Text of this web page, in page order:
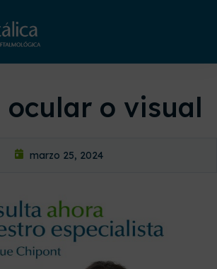
ocular o visual
marzo 25, 2024